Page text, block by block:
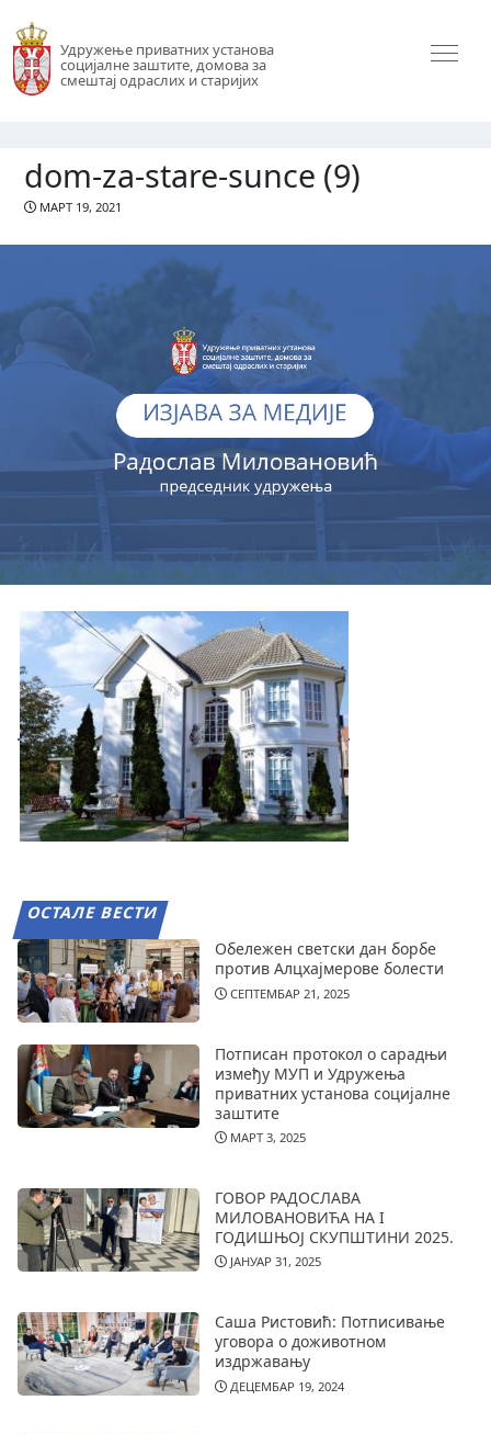
Удружење приватних установа
социјалне заштите, домова за
смештај одраслих и старијих
dom-za-stare-sunce (9)
МАРТ 19, 2021
ОСТАЛЕ ВЕСТИ
Обележен светски дан борбе
против Алцхајмерове болести
СЕПТЕМБАР 21, 2025
Потписан протокол о сарадњи
између МУП и Удружења
приватних установа социјалне
заштите
МАРТ 3, 2025
ГОВОР РАДОСЛАВА
МИЛОВАНОВИЋА НА I
ГОДИШЊОЈ СКУПШТИНИ 2025.
ЈАНУАР 31, 2025
Саша Ристовић: Потписивање
уговора о доживотном
издржавању
ДЕЦЕМБАР 19, 2024